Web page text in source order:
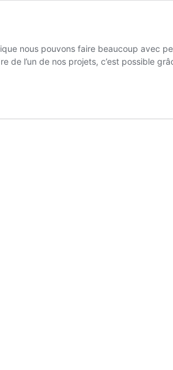
nous pouvons faire beaucoup avec
de l’un de nos projets, c’est possible